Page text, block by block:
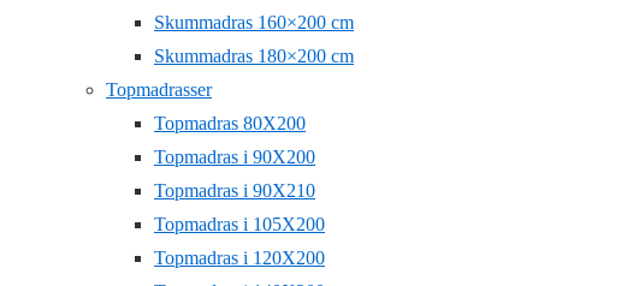
Skummadras 160×200 cm
Skummadras 180×200 cm
Topmadrasser
Topmadras 80X200
Topmadras i 90X200
Topmadras i 90X210
Topmadras i 105X200
Topmadras i 120X200